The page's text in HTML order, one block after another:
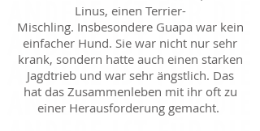
Linus, einen Terrier-
Mischling. Insbesondere Guapa war kein
einfacher Hund. Sie war nicht nur sehr
krank, sondern hatte auch einen starken
Jagdtrieb und war sehr ängstlich. Das
hat das Zusammenleben mit ihr oft zu
einer Herausforderung gemacht.